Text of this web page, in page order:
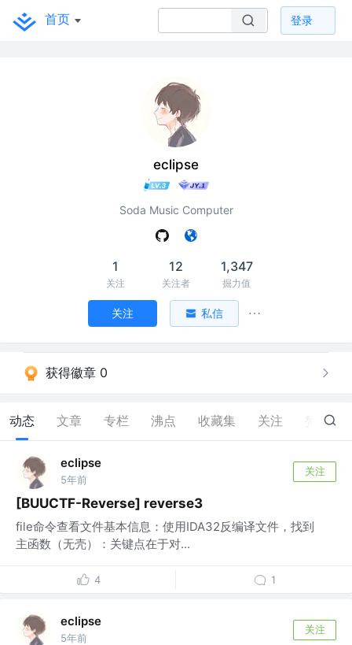
首页 登录
eclipse
Soda Music Computer
1
关注
12
关注者
1,347
掘力值
关注 私信
获得徽章 0
动态 文章 专栏 沸点 收藏集 关注 56
eclipse
5年前
关注
[BUUCTF-Reverse] reverse3
file命令查看文件基本信息：使用IDA32反编译文件，找到
主函数（无壳）：关键点在于对...
4 1
eclipse
5年前
关注